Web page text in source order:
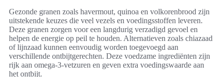
Gezonde granen zoals havermout, quinoa en volkorenbrood zijn
uitstekende keuzes die veel vezels en voedingsstoffen leveren.
Deze granen zorgen voor een langdurig verzadigd gevoel en
helpen de energie op peil te houden. Alternatieven zoals chiazaad
of lijnzaad kunnen eenvoudig worden toegevoegd aan
verschillende ontbijtgerechten. Deze voedzame ingrediënten zijn
rijk aan omega-3-vetzuren en geven extra voedingswaarde aan
het ontbijt.